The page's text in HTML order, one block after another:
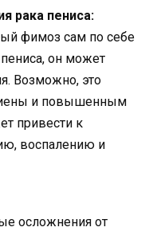
рака пениса:
фимоз сам по себе
он может
Возможно, это
и повышенным
привести к
воспалению и
осложнения от